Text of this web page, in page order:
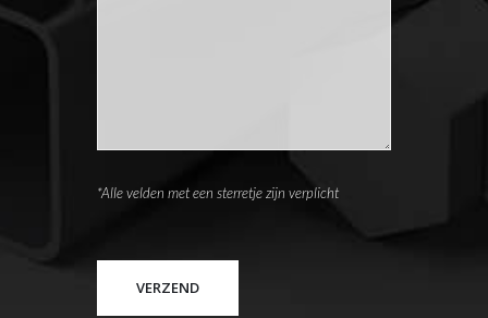
*Alle velden met een sterretje zijn verplicht